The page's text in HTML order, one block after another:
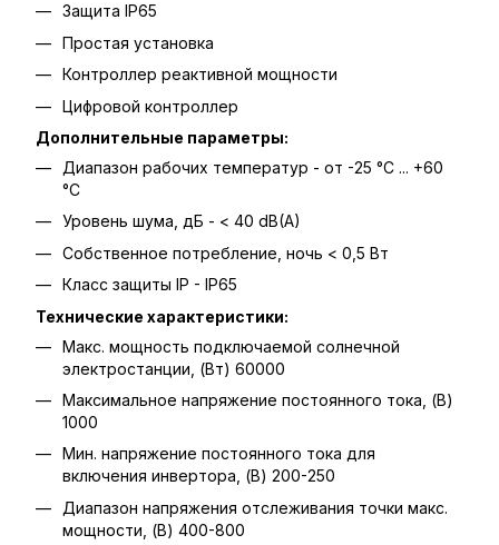
Защита IP65
Простая установка
Контроллер реактивной мощности
Цифровой контроллер
Дополнительные параметры:
Диапазон рабочих температур - от -25 °C ... +60
°C
Уровень шума, дБ - < 40 dB(A)
Собственное потребление, ночь < 0,5 Вт
Класс защиты IP - IP65
Технические характеристики:
Макс. мощность подключаемой солнечной
электростанции, (Вт) 60000
Максимальное напряжение постоянного тока, (В)
1000
Мин. напряжение постоянного тока для
включения инвертора, (В) 200-250
Диапазон напряжения отслеживания точки макс.
мощности, (В) 400-800